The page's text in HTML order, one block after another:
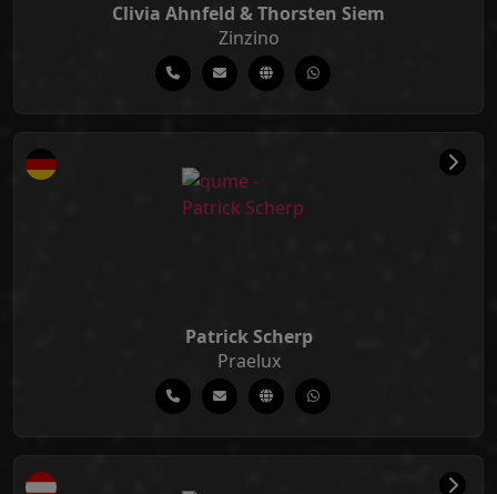
Clivia Ahnfeld & Thorsten Siem
Zinzino
Patrick Scherp
Praelux